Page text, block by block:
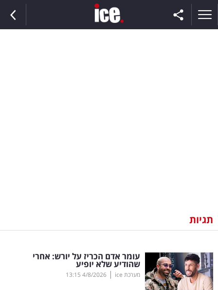
וצרכנות
דיגיטל
וטק
תגיות
עומר אדם הכריז על יורש: אחרי
שהודיע שלא יופיע
מערכת ice |
4/8/2026
13:15